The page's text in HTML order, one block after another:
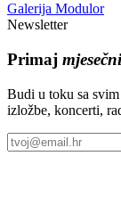
Galerija Modulor
Newsletter
Primaj
Budi u toku sa
izložbe, koncerti,